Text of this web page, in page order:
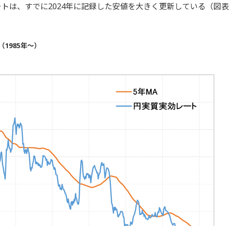
は、すでに2024年に記録した安値を大きく更新している（図表
1985年～）